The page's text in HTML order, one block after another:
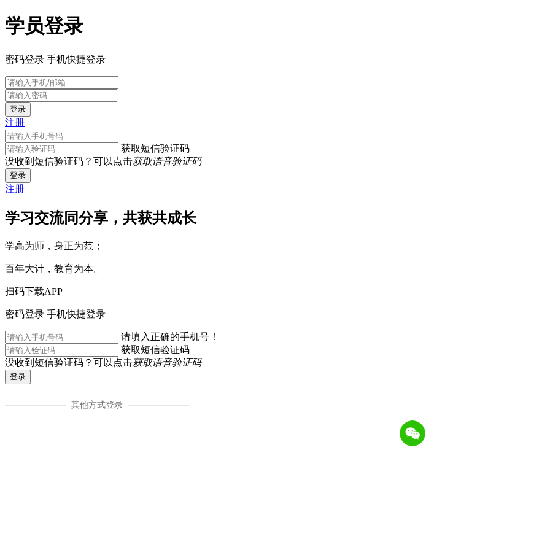
学员登录
密码登录 手机快捷登录
登录
注册
获取短信验证码
没收到短信验证码？可以点击获取语音验证码
登录
注册
学习交流同分享，共获共成长
学高为师，身正为范；
百年大计，教育为本。
扫码下载APP
密码登录 手机快捷登录
请填入正确的手机号！
获取短信验证码
没收到短信验证码？可以点击获取语音验证码
登录
其他方式登录